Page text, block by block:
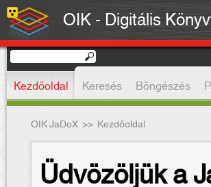
OIK - Digitális
Kezdőoldal Keresés Böngészés
OIK JaDoX >> Kezdőoldal
Üdvözöljük a